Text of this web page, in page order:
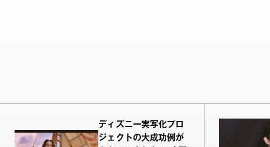
ディズニー実写化プロ
ジェクトの大成功例が